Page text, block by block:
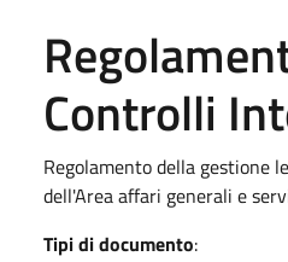
Controlli
Regolamento della gestione
dell'Area affari generali e
Tipi di documento: